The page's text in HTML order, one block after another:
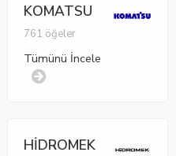
KOMATSU
761 öğeler
Tümünü İncele
HİDROMEK